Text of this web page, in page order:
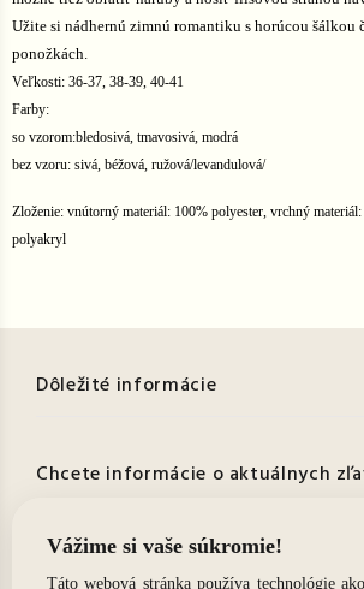
Užite si nádhernú zimnú romantiku s horúcou
ponožkách.
Veľkosti: 36-37, 38-39, 40-41
Farby:
so vzorom:bledosivá, tmavosivá, modrá
bez vzoru: sivá, béžová, ružová/levandulová/
Zloženie: vnútorný materiál: 100% polyester, vrchný
polyakryl
Dôležité informácie
Chcete informácie o aktuálnych
Kontakt